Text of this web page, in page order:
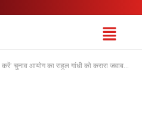
का राहुल गांधी को करारा जवाब, कहा- पुराना कानून याद रखें